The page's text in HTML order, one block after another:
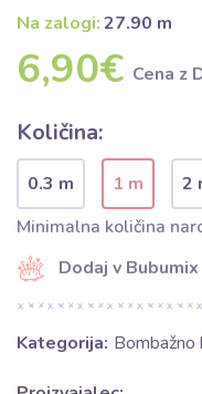
Na zalogi:27.90 m
6,90€ Cena z
Količina:
0.3 m 1 m
2
Minimalna količina
Dodaj v Bubumix
Kategorija: Bombažno